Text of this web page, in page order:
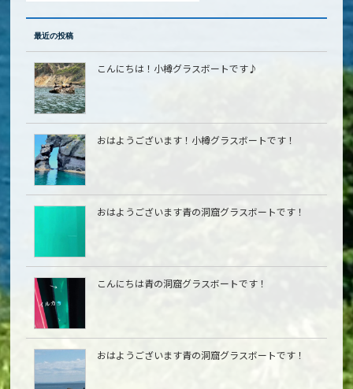
最近の投稿
こんにちは！小樽グラスボートです♪
おはようございます！小樽グラスボートです！
おはようございます青の洞窟グラスボートです！
こんにちは青の洞窟グラスボートです！
おはようございます青の洞窟グラスボートです！